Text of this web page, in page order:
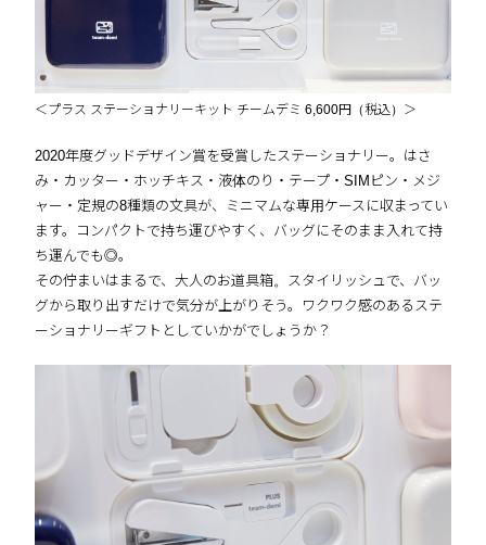
＜プラス ステーショナリーキット チームデミ 6,600円（税込）＞
2020年度グッドデザイン賞を受賞したステーショナリー。はさ
み・カッター・ホッチキス・液体のり・テープ・SIMピン・メジ
ャー・定規の8種類の文具が、ミニマムな専用ケースに収まってい
ます。コンパクトで持ち運びやすく、バッグにそのまま入れて持
ち運んでも◎。
その佇まいはまるで、大人のお道具箱。スタイリッシュで、バッ
グから取り出すだけで気分が上がりそう。ワクワク感のあるステ
ーショナリーギフトとしていかがでしょうか？